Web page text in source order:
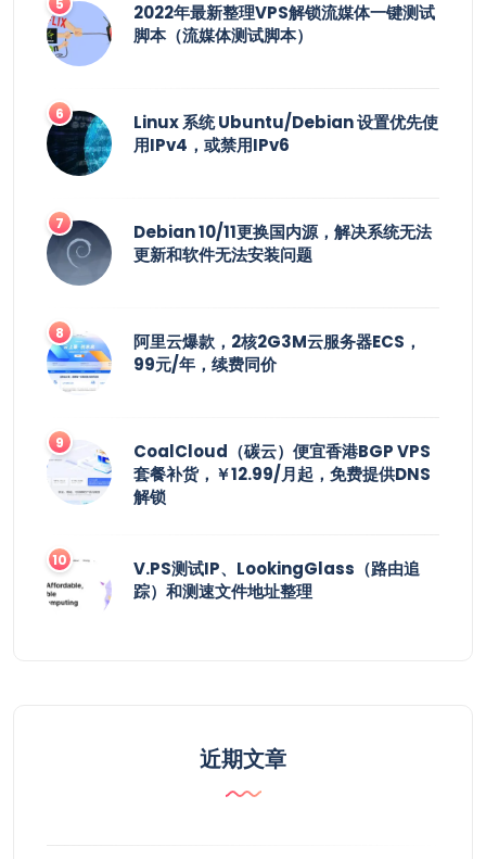
2022年最新整理VPS解锁流媒体一键测试
脚本（流媒体测试脚本）
Linux 系统 Ubuntu/Debian 设置优先使
用IPv4，或禁用IPv6
Debian 10/11更换国内源，解决系统无法
更新和软件无法安装问题
阿里云爆款，2核2G3M云服务器ECS，
99元/年，续费同价
CoalCloud（碳云）便宜香港BGP VPS
套餐补货，￥12.99/月起，免费提供DNS
解锁
V.PS测试IP、LookingGlass（路由追
踪）和测速文件地址整理
近期文章